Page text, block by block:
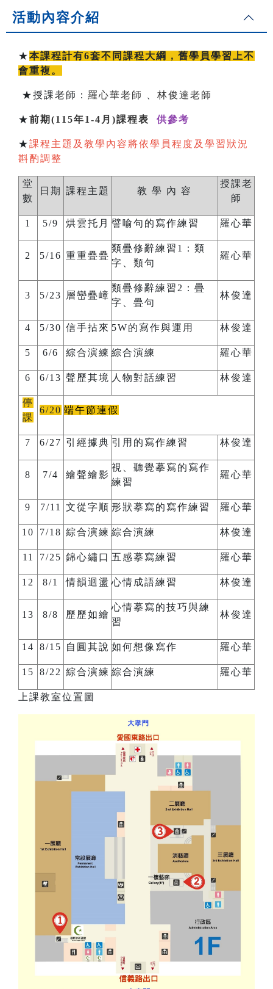
活動內容介紹
★本課程計有6套不同課程大綱，舊學員學習上不
會重複。
★授課老師： 羅心華老師 林俊達老師
★前期(115年1-4月)課程表 供參考
★課程主題及教學內容將依學員程度及學習狀況
斟酌調整
堂
數
日期 課程主題 教 學 內 容
授課老
師
1 5/9 烘雲托月 譬喻句的寫作練習 羅心華
2 5/16 重重疊疊
類疊修辭練習 1
：類
字、類句
羅心華
3 5/23 層巒疊嶂
類疊修辭練習 2 ：疊
字、疊句
林俊達
4 5/30 信手拈來 5W的寫作與運用 林俊達
5 6/6 綜合演練 綜合演練 羅心華
6 6/13 聲歷其境 人物對話練習 林俊達
停
課
6/20 端午節連假
7 6/27 引經據典 引用的寫作練習 林俊達
8 7/4 繪聲繪影
視、聽覺摹寫的寫作
練習
羅心華
9 7/11 文從字順 形狀摹寫的寫作練習 羅心華
10 7/18 綜合演練 綜合演練 林俊達
11 7/25 錦心繡口 五感摹寫練習 羅心華
12 8/1 情韻迴盪 心情成語練習 林俊達
13 8/8 歷歷如繪
心情摹寫的技巧與練
習
林俊達
14 8/15 自圓其說 如何想像寫作 羅心華
15 8/22 綜合演練 綜合演練 羅心華
上課教室位置圖